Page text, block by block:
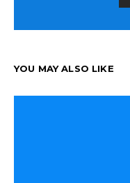
YOU MAY ALSO LIKE